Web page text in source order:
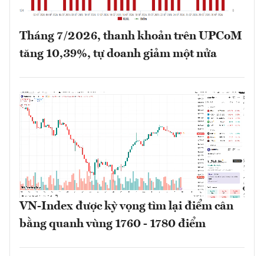
Tháng 7/2026, thanh khoản trên UPCoM
tăng 10,39%, tự doanh giảm một nửa
VN-Index được kỳ vọng tìm lại điểm cân
bằng quanh vùng 1760 - 1780 điểm